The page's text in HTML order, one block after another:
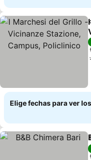
Elige fechas para ver